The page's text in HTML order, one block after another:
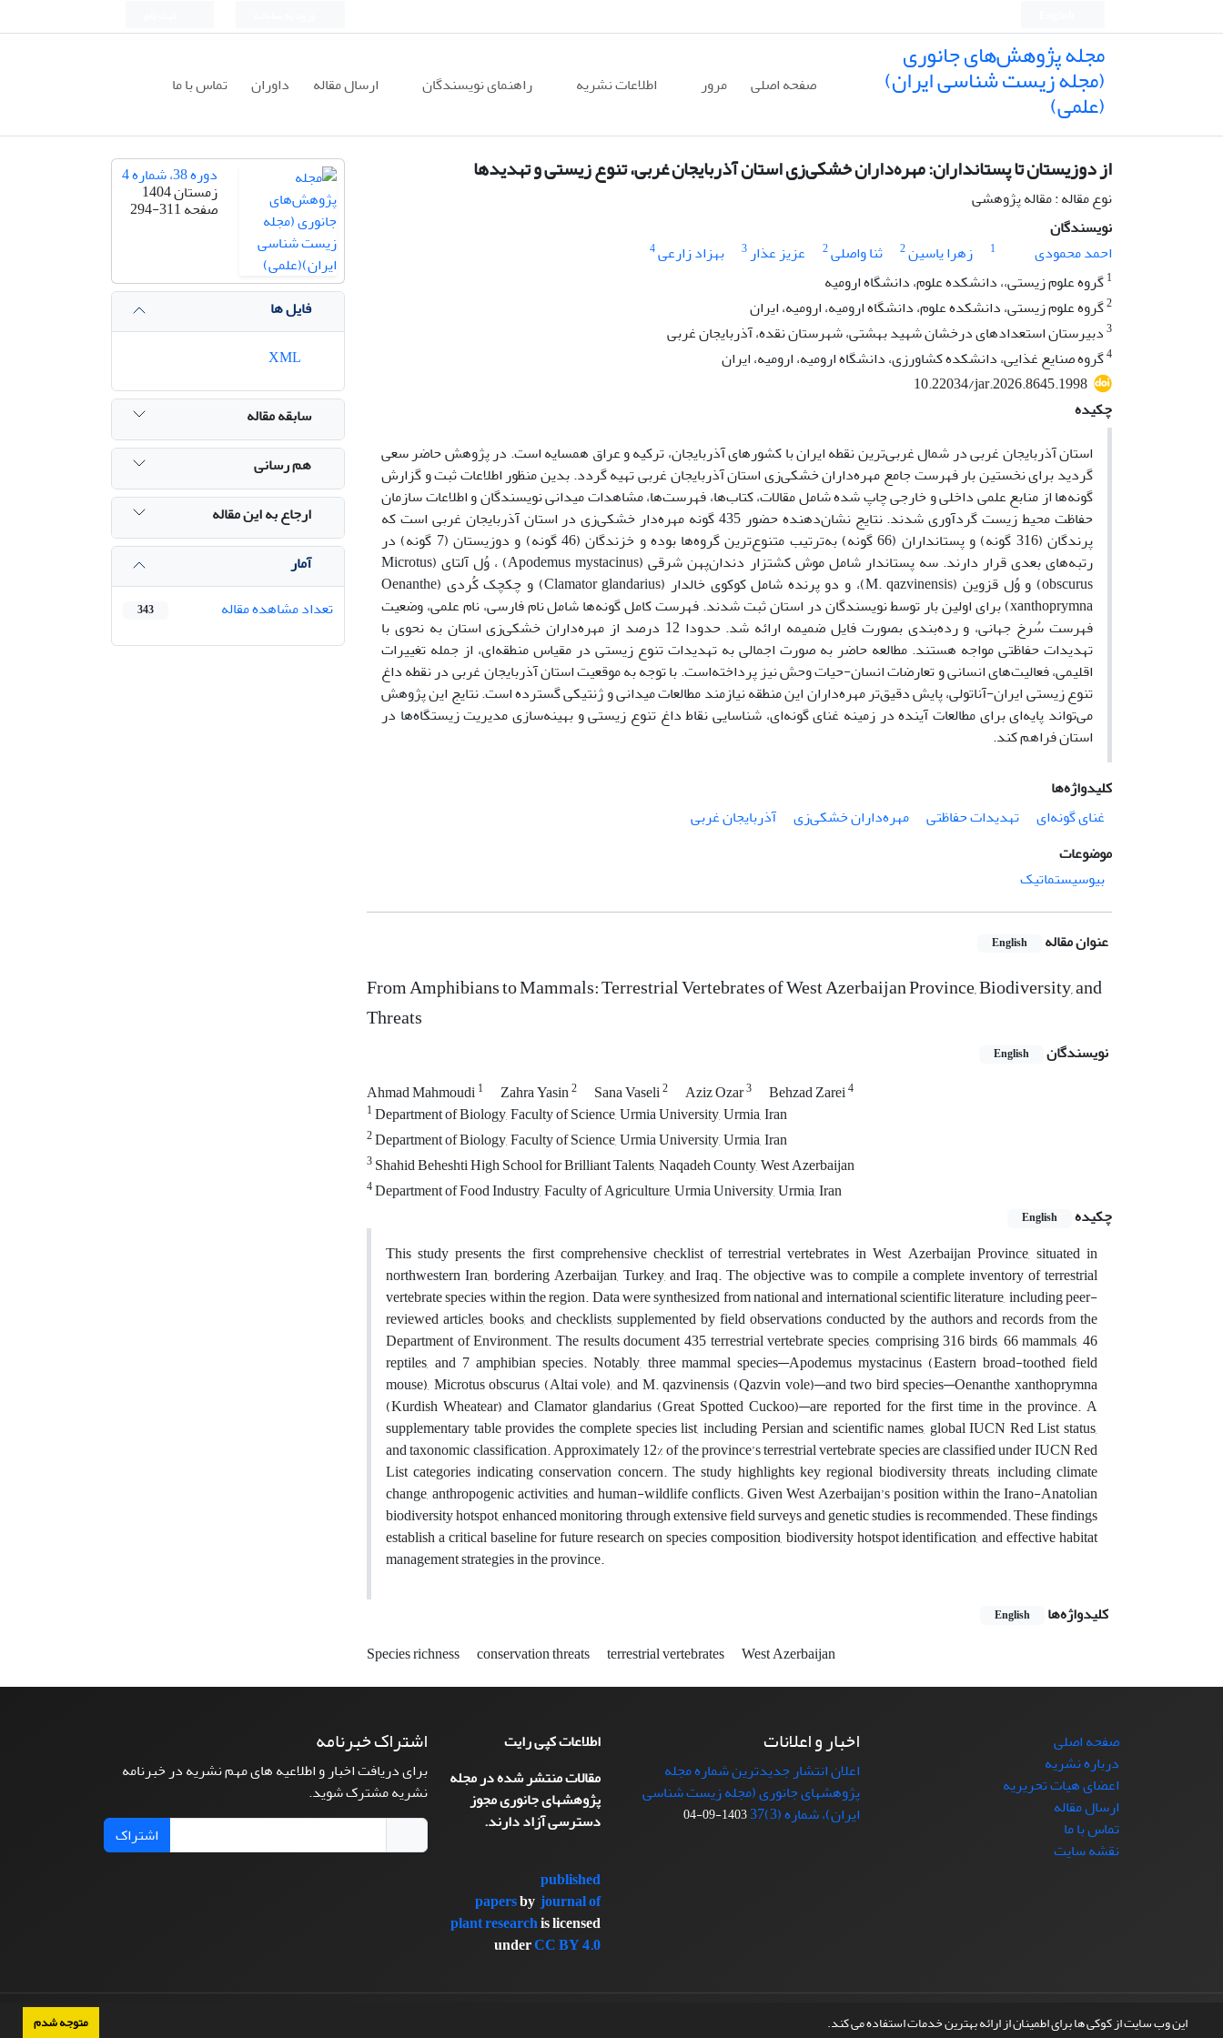
این وب سایت از کوکی ها برای اطمینان از ارائه بهترین خدمات استفاده می کند. متوجه شدم
مجله پژوهش‌های جانوری
(مجله زیست شناسی ایران)
(علمی) صفحه اصلی مرور اطلاعات نشریه راهنمای نویسندگان ارسال مقاله داوران تماس با ما
از دوزیستان تا پستانداران: مهره‌داران خشکی‌زی استان آذربایجان غربی، تنوع زیستی و تهدیدها
نوع مقاله : مقاله پژوهشی
نویسندگان
احمد محمودی
1 زهرا یاسین2 ثنا واصلی2 عزیز عذار3 بهزاد زارعی4
1گروه علوم زیستی،، دانشکده علوم، دانشگاه ارومیه
2گروه علوم زیستی، دانشکده علوم، دانشگاه ارومیه، ارومیه، ایران
3دبیرستان استعدادهای درخشان شهید بهشتی، شهرستان نقده، آذربایجان غربی
4گروه صنایع غذایی، دانشکده کشاورزی، دانشگاه ارومیه، ارومیه، ایران
10.22034/jar.2026.8645.1998
چکیده
استان آذربایجان غربی در شمال غربی‌ترین نقطه ایران با کشورهای آذربایجان، ترکیه و عراق همسایه است. در پژوهش حاضر سعی
گردید برای نخستین بار فهرست جامع مهره‌داران خشکی‌زی استان آذربایجان غربی تهیه گردد. بدین منظور اطلاعات ثبت و گزارش
گونه‌ها از منابع علمی داخلی و خارجی چاپ شده شامل مقالات، کتاب‌ها، فهرست‌ها، مشاهدات میدانی نویسندگان و اطلاعات سازمان
حفاظت محیط زیست گردآوری شدند. نتایج نشان‌دهنده حضور 435 گونه مهره‌دار خشکی‌زی در استان آذربایجان غربی است که
پرندگان (316 گونه) و پستانداران (66 گونه) به‌ترتیب متنوع‌ترین گروه‌ها بوده و خزندگان (46 گونه) و دوزیستان (7 گونه) در
رتبه‌های بعدی قرار دارند. سه پستاندار شامل موش کشتزار دندان‌پهن شرقی (Apodemus mystacinus) ، وُل آلتای (Microtus
obscurus) و وُل قزوین (M. qazvinensis)، و دو پرنده شامل کوکوی خالدار (Clamator glandarius) و چکچک کُردی (Oenanthe
xanthoprymna) برای اولین بار توسط نویسندگان در استان ثبت شدند. فهرست کامل گونه‌ها شامل نام فارسی، نام علمی، وضعیت
فهرست سُرخ جهانی، و رده‌بندی بصورت فایل ضمیمه ارائه شد. حدودا 12 درصد از مهره‌داران خشکی‌زی استان به نحوی با
تهدیدات حفاظتی مواجه هستند. مطالعه حاضر به صورت اجمالی به تهدیدات تنوع زیستی در مقیاس منطقه‌ای، از جمله تغییرات
اقلیمی، فعالیت‌های انسانی و تعارضات انسان-حیات وحش نیز پرداخته‌است. با توجه به موقعیت استان آذربایجان غربی در نقطه داغ
تنوع زیستی ایران-آناتولی، پایش دقیق‌تر مهره‌داران این منطقه نیازمند مطالعات میدانی و ژنتیکی گسترده است. نتایج این پژوهش
می‌تواند پایه‌ای برای مطالعات آینده در زمینه غنای گونه‌ای، شناسایی نقاط داغ تنوع زیستی و بهینه‌سازی مدیریت زیستگاه‌ها در
استان فراهم کند.
کلیدواژه‌ها
غنای گونه‌ای
تهدیدات حفاظتی مهره‌داران خشکی‌زی
آذربایجان غربی
موضوعات
بیوسیستماتیک
عنوان مقاله English
From Amphibians to Mammals: Terrestrial Vertebrates of West Azerbaijan Province, Biodiversity, and
Threats
نویسندگان English
Ahmad Mahmoudi1 Zahra Yasin2 Sana Vaseli2 Aziz Ozar3 Behzad Zarei4
1Department of Biology, Faculty of Science, Urmia University, Urmia, Iran
2Department of Biology, Faculty of Science, Urmia University, Urmia, Iran
3Shahid Beheshti High School for Brilliant Talents, Naqadeh County, West Azerbaijan
4Department of Food Industry, Faculty of Agriculture, Urmia University, Urmia, Iran
چکیده
English
This study presents the first comprehensive checklist of terrestrial vertebrates in West Azerbaijan Province, situated in
northwestern Iran, bordering Azerbaijan, Turkey, and Iraq. The objective was to compile a complete inventory of terrestrial
vertebrate species within the region. Data were synthesized from national and international scientific literature, including peer-
reviewed articles, books, and checklists, supplemented by field observations conducted by the authors and records from the
Department of Environment. The results document 435 terrestrial vertebrate species, comprising 316 birds, 66 mammals, 46
reptiles, and 7 amphibian species. Notably, three mammal species—Apodemus mystacinus (Eastern broad-toothed field
mouse), Microtus obscurus (Altai vole), and M. qazvinensis (Qazvin vole)—and two bird species—Oenanthe xanthoprymna
(Kurdish Wheatear) and Clamator glandarius (Great Spotted Cuckoo)—are reported for the first time in the province. A
supplementary table provides the complete species list, including Persian and scientific names, global IUCN Red List status,
and taxonomic classification. Approximately 12% of the province’s terrestrial vertebrate species are classified under IUCN Red
List categories indicating conservation concern. The study highlights key regional biodiversity threats, including climate
change, anthropogenic activities, and human-wildlife conflicts. Given West Azerbaijan’s position within the Irano-Anatolian
biodiversity hotspot, enhanced monitoring through extensive field surveys and genetic studies is recommended. These findings
establish a critical baseline for future research on species composition, biodiversity hotspot identification, and effective habitat
management strategies in the province.
کلیدواژه‌ها
English
Species richness conservation threats terrestrial vertebrates West Azerbaijan
دوره 38، شماره 4
زمستان 1404
صفحه294-311
فایل ها
سابقه مقاله
هم رسانی
ارجاع به این مقاله
آمار
تعداد مشاهده مقاله
343
صفحه اصلی
درباره نشریه
اعضای هیات تحریریه
ارسال مقاله
تماس با ما
نقشه سایت
اخبار و اعلانات
اعلان انتشار جدیدترین شماره مجله
پژوهشهای جانوری (مجله زیست شناسی
ایران)، شماره (3)37
1403-09-04
اطلاعات کپی رایت
مقالات منتشر شده در مجله
پژوهشهای جانوری مجوز
دسترسی آزاد دارند.
published
papersbyjournal of
plant researchis licensed
underCC BY 4.0
اشتراک خبرنامه
برای دریافت اخبار و اطلاعیه های مهم نشریه در خبرنامه
نشریه مشترک شوید.
اشتراک
© سامانه مدیریت نشریات علمی.طراحی و پیاده سازی از